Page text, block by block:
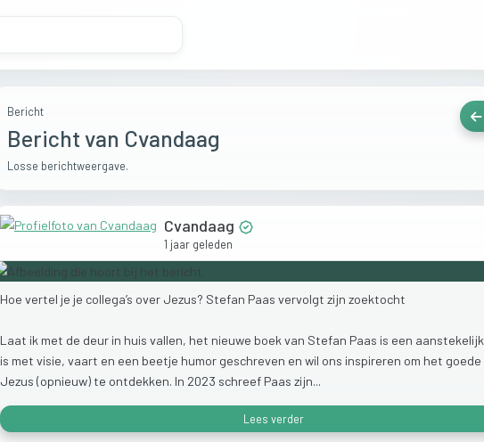
Bericht
Bericht van Cvandaag
Losse berichtweergave.
Cvandaag
1 jaar geleden
Hoe vertel je je collega’s over Jezus? Stefan Paas vervolgt zijn zoektocht
Laat ik met de deur in huis vallen, het nieuwe boek van Stefan Paas is een aanstekelijk
is met visie, vaart en een beetje humor geschreven en wil ons inspireren om het goede
Jezus (opnieuw) te ontdekken. In 2023 schreef Paas zijn...
Lees verder